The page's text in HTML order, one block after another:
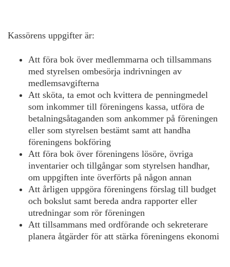
Kassörens uppgifter är:
Att föra bok över medlemmarna och tillsammans
med styrelsen ombesörja indrivningen av
medlemsavgifterna
Att sköta, ta emot och kvittera de penningmedel
som inkommer till föreningens kassa, utföra de
betalningsåtaganden som ankommer på föreningen
eller som styrelsen bestämt samt att handha
föreningens bokföring
Att föra bok över föreningens lösöre, övriga
inventarier och tillgångar som styrelsen handhar,
om uppgiften inte överförts på någon annan
Att årligen uppgöra föreningens förslag till budget
och bokslut samt bereda andra rapporter eller
utredningar som rör föreningen
Att tillsammans med ordförande och sekreterare
planera åtgärder för att stärka föreningens ekonomi